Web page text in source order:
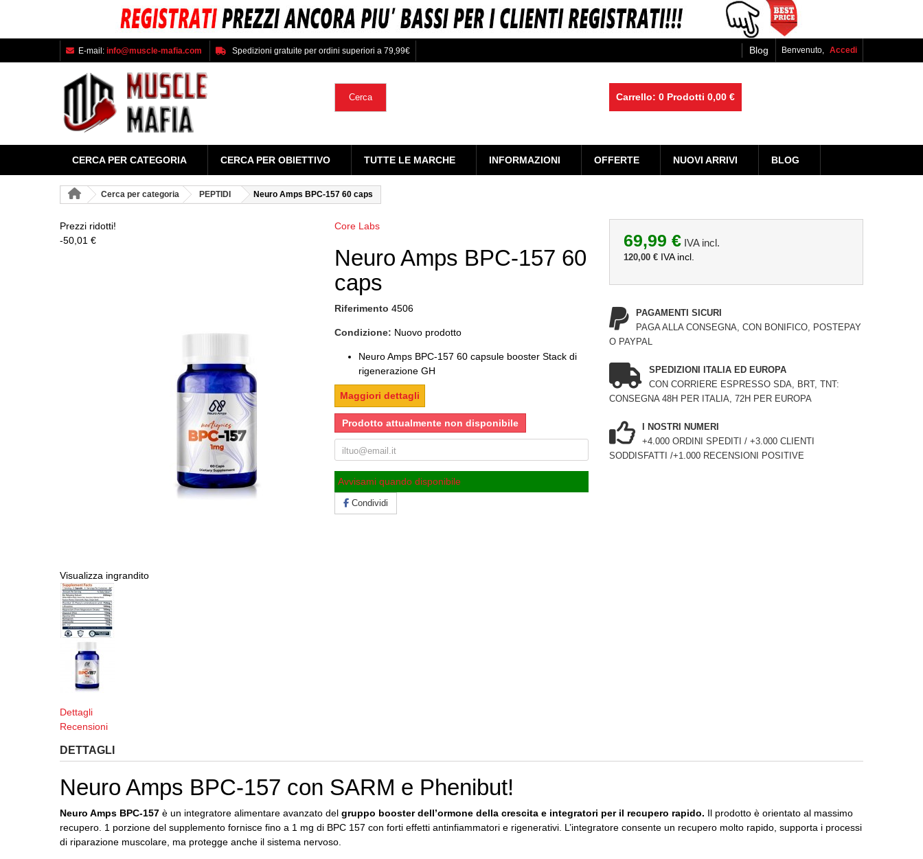
E-mail: info@muscle-mafia.com Spedizioni gratuite per ordini superiori a 79,99€ Blog Benvenuto, Accedi
Carrello: 0 Prodotti 0,00 €
Cerca
CERCA PER CATEGORIA CERCA PER OBIETTIVO TUTTE LE MARCHE INFORMAZIONI OFFERTE NUOVI ARRIVI BLOG
Cerca per categoria PEPTIDI Neuro Amps BPC-157 60 caps
Prezzi ridotti!
-50,01 €
Visualizza ingrandito
Core Labs
Neuro Amps BPC-157 60
caps
Riferimento 4506
Condizione: Nuovo prodotto
Neuro Amps BPC-157 60 capsule booster Stack di
rigenerazione GH
Maggiori dettagli
Prodotto attualmente non disponibile
Avvisami quando disponibile
Condividi
69,99 €IVA incl.
120,00 €IVA incl.
PAGAMENTI SICURI
PAGA ALLA CONSEGNA, CON BONIFICO, POSTEPAY
O PAYPAL
SPEDIZIONI ITALIA ED EUROPA
CON CORRIERE ESPRESSO SDA, BRT, TNT:
CONSEGNA 48H PER ITALIA, 72H PER EUROPA
I NOSTRI NUMERI
+4.000 ORDINI SPEDITI / +3.000 CLIENTI
SODDISFATTI /+1.000 RECENSIONI POSITIVE
Dettagli
Recensioni
DETTAGLI
Neuro Amps BPC-157 con SARM e Phenibut!
Neuro Amps BPC-157 è un integratore alimentare avanzato del gruppo booster dell’ormone della crescita e integratori per il recupero rapido. Il prodotto è orientato al massimo
recupero. 1 porzione del supplemento fornisce fino a 1 mg di BPC 157 con forti effetti antinfiammatori e rigenerativi. L’integratore consente un recupero molto rapido, supporta i processi
di riparazione muscolare, ma protegge anche il sistema nervoso.